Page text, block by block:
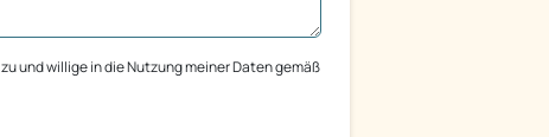
zu und willige in die Nutzung meiner Daten gemäß